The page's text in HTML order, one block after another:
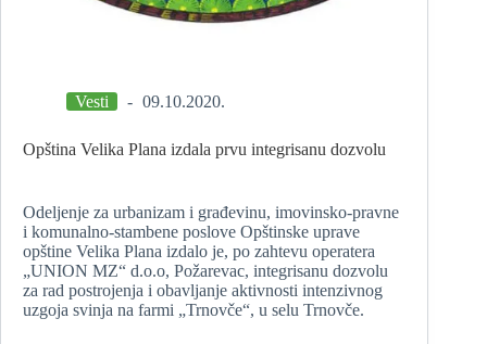
Vesti 09.10.2020.
Opština Velika Plana izdala prvu integrisanu dozvolu
Odeljenje za urbanizam i građevinu, imovinsko-pravne
i komunalno-stambene poslove Opštinske uprave
opštine Velika Plana izdalo je, po zahtevu operatera
„UNION MZ“ d.o.o, Požarevac, integrisanu dozvolu
za rad postrojenja i obavljanje aktivnosti intenzivnog
uzgoja svinja na farmi „Trnovče“, u selu Trnovče.